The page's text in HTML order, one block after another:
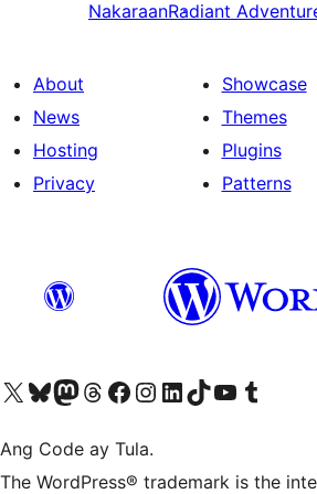
NakaraanRadiant
About
News
Hosting
Privacy
Showcase
Themes
Plugins
Patterns
Visit our X (formerly Twitter) account
Bisitahin ang aming Bluesky account
Visit our Mastodon account
Bisitahin ang aming Threads account
Visit our Facebook page
Visit our Instagram account
Visit our LinkedIn account
Bisitahin ang aming TikTok account
Visit our YouTube channel
Bisitahin ang aming Tumblr
Ang Code ay Tula.
The WordPress® trademark is the